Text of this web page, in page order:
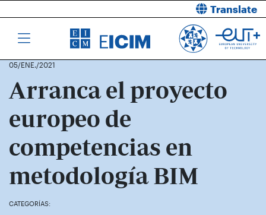
Translate
05/ENE./2021
Arranca el proyecto
europeo de
competencias en
metodología BIM
CATEGORÍAS: